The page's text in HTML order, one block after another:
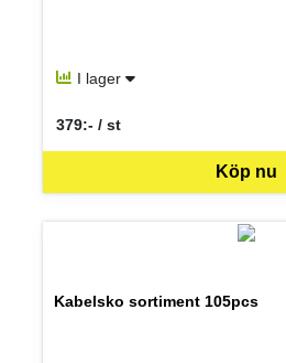
I lager
Köp nu
379:- / st
SEK per ST
Kabelsko sortiment 105pcs